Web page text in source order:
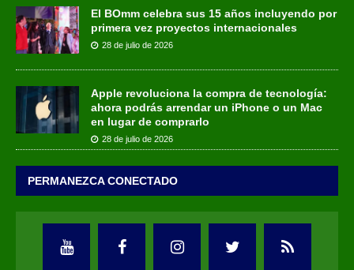
El BOmm celebra sus 15 años incluyendo por
primera vez proyectos internacionales
28 de julio de 2026
Apple revoluciona la compra de tecnología:
ahora podrás arrendar un iPhone o un Mac
en lugar de comprarlo
28 de julio de 2026
PERMANEZCA CONECTADO